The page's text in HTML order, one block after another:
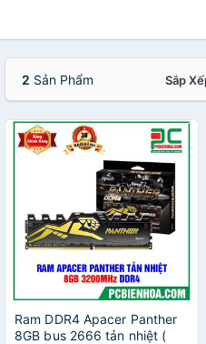
2 Sản Phẩm Sắp
Ram DDR4 Apacer Panther
8GB bus 2666 tản nhiệt (